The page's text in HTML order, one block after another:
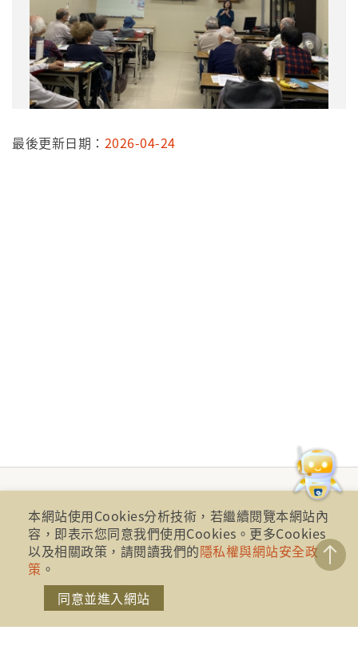
最後更新日期： 2026-04-24
財團法人金融消費評議中心 著作權所有
本網站使用Cookies分析技術，若繼續閱覽本網站內
容，即表示您同意我們使用Cookies。更多Cookies
以及相關政策，請閱讀我們的隱私權與網站安全政
策 。
同意並進入網站